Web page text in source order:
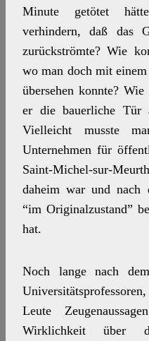
Minute getötet
verhindern, daß das
zurückströmte? Wie
wo man doch mit
übersehen konnte?
er die bauerliche Tür
Vielleicht musste
Unternehmen für
Saint-Michel-sur-
daheim war und nach
“im Originalzustand”
hat.
Noch lange nach
Leute
Wirklichkeit über